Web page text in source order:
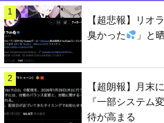
1
【超悲報】リオ
臭かった
」と
2
【超朗報】月末
『一部システム
待が高まる